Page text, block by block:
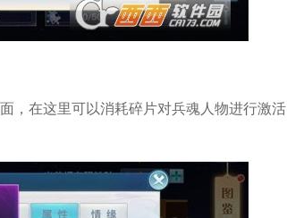
在这里可以消耗碎片对兵魂人物进行激